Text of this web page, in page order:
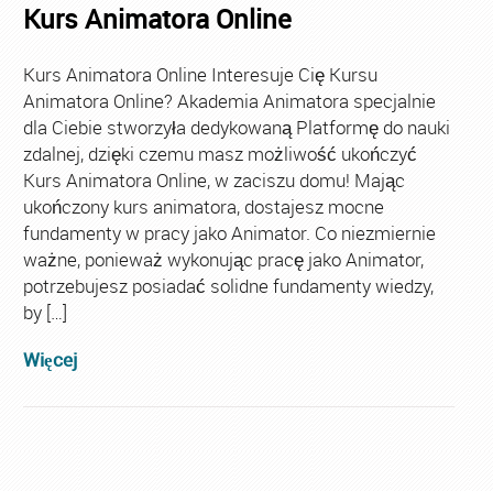
Kurs Animatora Online
Kurs Animatora Online Interesuje Cię Kursu
Animatora Online? Akademia Animatora specjalnie
dla Ciebie stworzyła dedykowaną Platformę do nauki
zdalnej, dzięki czemu masz możliwość ukończyć
Kurs Animatora Online, w zaciszu domu! Mając
ukończony kurs animatora, dostajesz mocne
fundamenty w pracy jako Animator. Co niezmiernie
ważne, ponieważ wykonując pracę jako Animator,
potrzebujesz posiadać solidne fundamenty wiedzy,
by […]
Więcej